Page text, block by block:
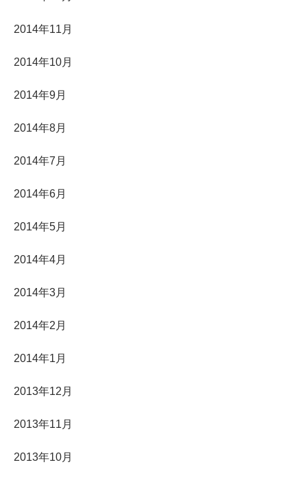
2014年11月
2014年10月
2014年9月
2014年8月
2014年7月
2014年6月
2014年5月
2014年4月
2014年3月
2014年2月
2014年1月
2013年12月
2013年11月
2013年10月